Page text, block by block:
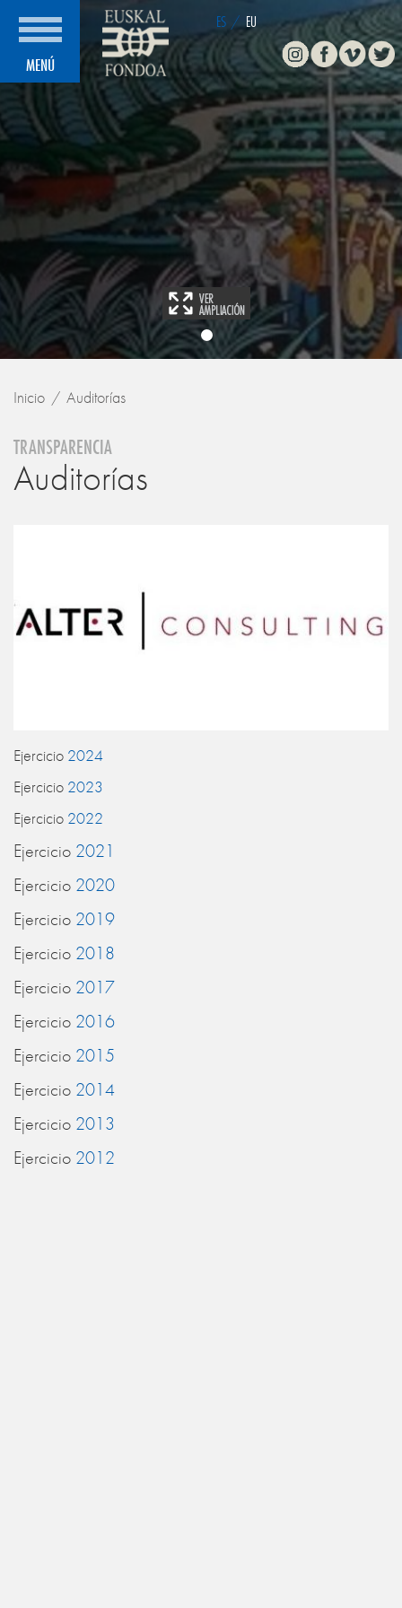
MENÚ
ES / EU
InstagramFacebook
Vimeo
Inicio Auditorías
TRANSPARENCIA
Auditorías
Ejercicio 2024
Ejercicio 2023
Ejercicio 2022
Ejercicio 2021
Ejercicio 2020
Ejercicio 2019
Ejercicio 2018
Ejercicio 2017
Ejercicio 2016
Ejercicio 2015
Ejercicio 2014
Ejercicio 2013
Ejercicio 2012